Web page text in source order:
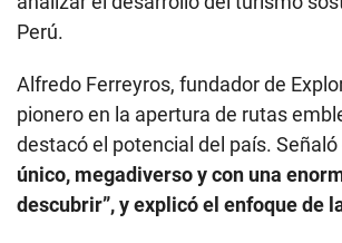
Perú.
Alfredo Ferreyros, fundador de
pionero en la apertura de rutas
destacó el potencial del país. Señaló
único, megadiverso y con una
descubrir”, y explicó el enfoque de